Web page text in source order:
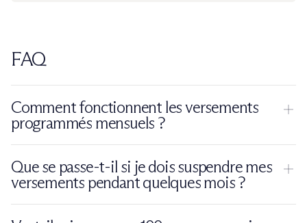
FAQ
Comment fonctionnent les versements
programmés mensuels ?
l'espace client après l'ouverture du contrat. L'épargnant
choisit le montant (à partir de 50 euros), la date de
Que se passe-t-il si je dois suspendre mes
versements pendant quelques mois ?